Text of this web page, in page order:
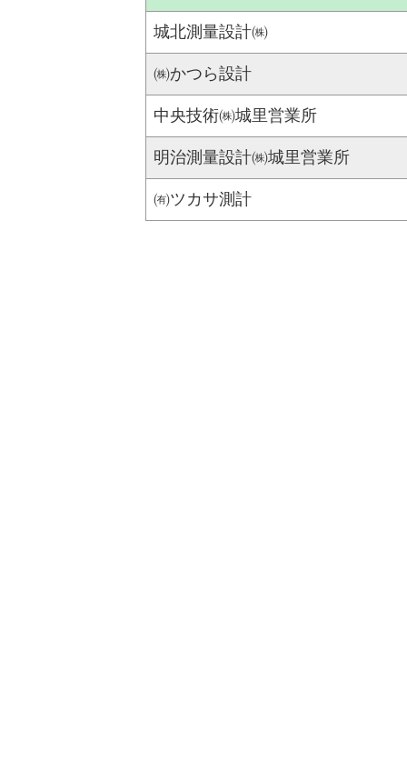
城北測量設計㈱
㈱かつら設計
中央技術㈱城里営業所
明治測量設計㈱城里営業所
㈲ツカサ測計